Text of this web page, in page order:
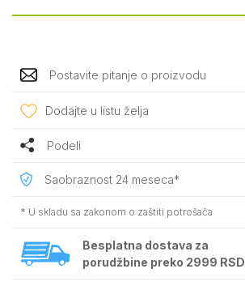
Postavite pitanje o proizvodu
Dodajte u listu želja
Podeli
Saobraznost 24 meseca*
* U skladu sa zakonom o zaštiti potrošača
Besplatna dostava za
porudžbine preko 2999 RSD